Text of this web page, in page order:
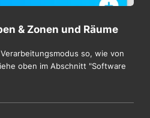
& Zonen und Räume
so, wie von
oben im Abschnitt "Software